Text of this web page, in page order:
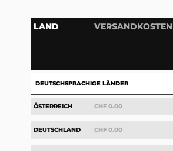
LAND VERSANDKOSTEN
DEUTSCHSPRACHIGE LÄNDER
ÖSTERREICH CHF 0.00
DEUTSCHLAND CHF 0.00